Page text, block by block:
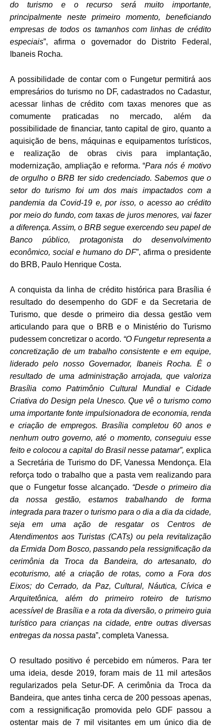
do turismo e o recurso será muito importante,
principalmente neste primeiro momento, beneficiando
empresas de todos os tamanhos com linhas de crédito
especiais”, afirma o governador do Distrito Federal,
Ibaneis Rocha.
A possibilidade de contar com o Fungetur permitirá aos
empresários do turismo no DF, cadastrados no Cadastur,
acessar linhas de crédito com taxas menores que as
comumente praticadas no mercado, além da
possibilidade de financiar, tanto capital de giro, quanto a
aquisição de bens, máquinas e equipamentos turísticos,
e realização de obras civis para implantação,
modernização, ampliação e reforma.“Para nós é motivo
de orgulho o BRB ter sido credenciado. Sabemos que o
setor do turismo foi um dos mais impactados com a
pandemia da Covid-19 e, por isso, o acesso ao crédito
por meio do fundo, com taxas de juros menores, vai fazer
a diferença. Assim, o BRB segue exercendo seu papel de
Banco público, protagonista do desenvolvimento
econômico, social e humano do DF”, afirma o presidente
do BRB, Paulo Henrique Costa.
A conquista da linha de crédito histórica para Brasília é
resultado do desempenho do GDF e da Secretaria de
Turismo, que desde o primeiro dia dessa gestão vem
articulando para que o BRB e o Ministério do Turismo
pudessem concretizar o acordo. “O Fungetur representa a
concretização de um trabalho consistente e em equipe,
liderado pelo nosso Governador, Ibaneis Rocha. É o
resultado de uma administração arrojada, que valoriza
Brasília como Patrimônio Cultural Mundial e Cidade
Criativa do Design pela Unesco. Que vê o turismo como
uma importante fonte impulsionadora de economia, renda
e criação de empregos. Brasília completou 60 anos e
nenhum outro governo, até o momento, conseguiu esse
feito e colocou a capital do Brasil nesse patamar”, explica
a Secretária de Turismo do DF, Vanessa Mendonça. Ela
reforça todo o trabalho que a pasta vem realizando para
que o Fungetur fosse alcançado. “Desde o primeiro dia
da nossa gestão, estamos trabalhando de forma
integrada para trazer o turismo para o dia a dia da cidade,
seja em uma ação de resgatar os Centros de
Atendimentos aos Turistas (CATs) ou pela revitalização
da Ermida Dom Bosco, passando pela ressignificação da
cerimônia da Troca da Bandeira, do artesanato, do
ecoturismo, até a criação de rotas, como aFora dos
Eixos; do Cerrado, da Paz, Cultural, Náutica, Cívica e
Arquitetônica, além do primeiro roteiro de turismo
acessível de Brasília e a rota da diversão, o primeiro guia
turístico para crianças na cidade, entre outras diversas
entregas da nossa pasta”, completa Vanessa.
O resultado positivo é percebido em números. Para ter
uma ideia, desde 2019, foram mais de 11 mil artesãos
regularizados pela Setur-DF. A cerimônia da Troca da
Bandeira, que antes tinha cerca de 200 pessoas apenas,
com a ressignificação promovida pelo GDF passou a
ostentar mais de 7 mil visitantes em um único dia de